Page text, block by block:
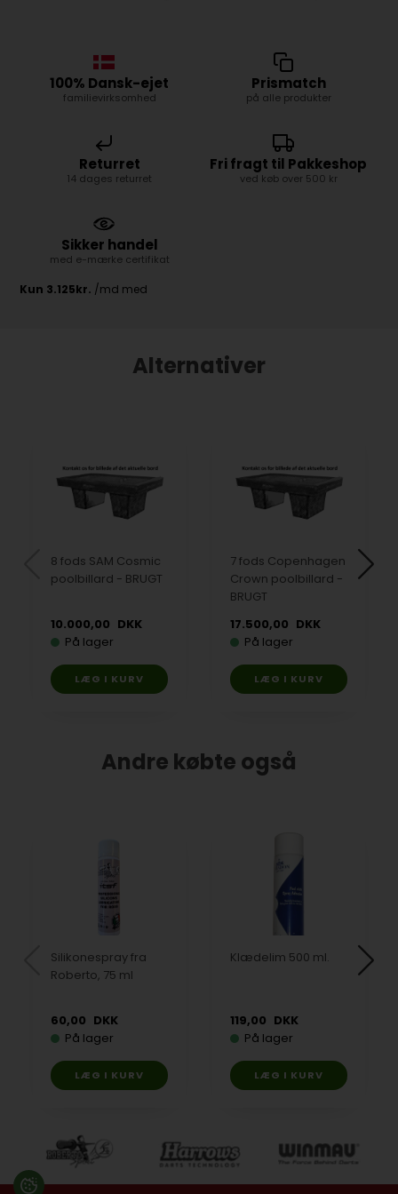
100% Dansk-ejet
familievirksomhed
Prismatch
på alle produkter
Returret
14 dages returret
Fri fragt til Pakkeshop
ved køb over 500 kr
Sikker handel
med e-mærke certifikat
Alternativer
8 fods SAM Cosmic
poolbillard - BRUGT
10.000,00 DKK
På lager
7 fods Copenhagen
Crown poolbillard -
BRUGT
17.500,00 DKK
På lager
Andre købte også
Silikonespray fra
Roberto, 75 ml
60,00 DKK
På lager
Klædelim 500 ml.
119,00 DKK
På lager